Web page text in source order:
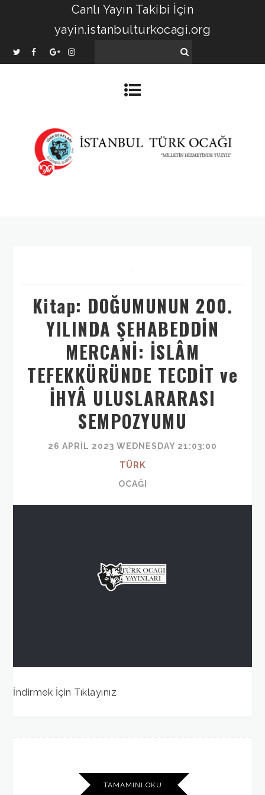
Canlı Yayın Takibi İçin
yayin.istanbulturkocagi.org
,
Kitap: DOĞUMUNUN 200.
YILINDA ŞEHABEDDİN
MERCANİ: İSLÂM
TEFEKKÜRÜNDE TECDİT ve
İHYÂ ULUSLARARASI
SEMPOZYUMU
26 APRIL 2023 WEDNESDAY 21:03:00
TÜRK
OCAĞI
İndirmek İçin Tıklayınız
TAMAMINI OKU